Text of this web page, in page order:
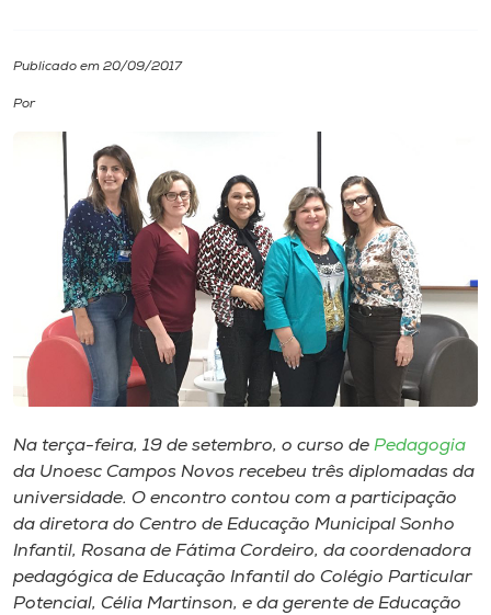
Cultura
Biblioteca
Editora
Rádio
Unoesc
Store
Publicado em 20/09/2017
Por
Na terça-feira, 19 de setembro, o curso de Pedagogia
da Unoesc Campos Novos recebeu três diplomadas da
universidade. O encontro contou com a participação
da diretora do Centro de Educação Municipal Sonho
Infantil, Rosana de Fátima Cordeiro, da coordenadora
pedagógica de Educação Infantil do Colégio Particular
Potencial, Célia Martinson, e da gerente de Educação